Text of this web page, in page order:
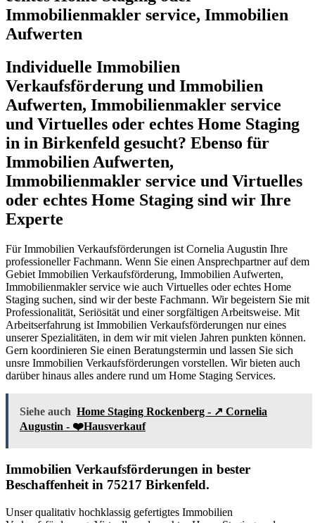
Immobilienmakler service, Immobilien
Aufwerten
Individuelle Immobilien
Verkaufsförderung und Immobilien
Aufwerten, Immobilienmakler service
und Virtuelles oder echtes Home Staging
in in Birkenfeld gesucht? Ebenso für
Immobilien Aufwerten,
Immobilienmakler service und Virtuelles
oder echtes Home Staging sind wir Ihre
Experte
Für Immobilien Verkaufsförderungen ist Cornelia Augustin Ihre
professioneller Fachmann. Wenn Sie einen Ansprechpartner auf dem
Gebiet Immobilien Verkaufsförderung, Immobilien Aufwerten,
Immobilienmakler service wie auch Virtuelles oder echtes Home
Staging suchen, sind wir der beste Fachmann. Wir begeistern Sie mit
Professionalität, Seriösität und einer sorgfältigen Arbeitsweise. Mit
Arbeitserfahrung ist Immobilien Verkaufsförderungen nur eines
unserer Spezialitäten, in dem wir mit vielen Jahren punkten können.
Gern koordinieren Sie einen Beratungstermin und lassen Sie sich
unsre Immobilien Verkaufsförderungen vorstellen. Wir bieten auch
darüber hinaus alles andere rund um Home Staging Services.
Siehe auch Home Staging Rockenberg - ↗️ Cornelia
Augustin - ❤️Hausverkauf
Immobilien Verkaufsförderungen in bester
Beschaffenheit in 75217 Birkenfeld.
Unser qualitativ hochklassig gefertigtes Immobilien